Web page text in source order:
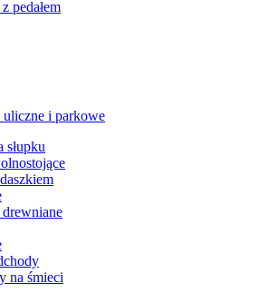
pedałem
uliczne i parkowe
słupku
na śmieci